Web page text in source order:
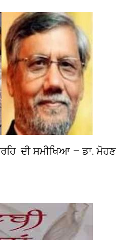
ਦੀ ਸਮੀਖਿਆ — ਡਾ. ਮੋਹਣ